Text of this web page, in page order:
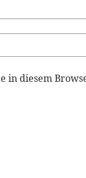
in diesem